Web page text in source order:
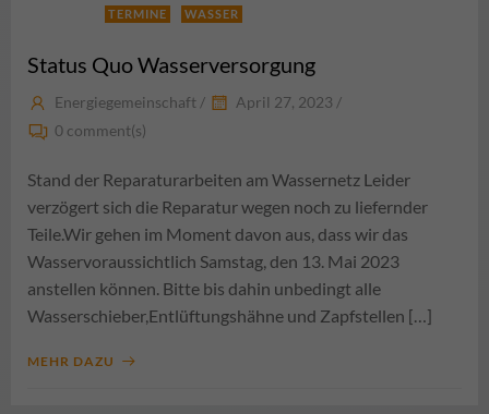
TERMINE
WASSER
Status Quo Wasserversorgung
Energiegemeinschaft / April 27, 2023 /
0 comment(s)
Stand der Reparaturarbeiten am Wassernetz Leider
verzögert sich die Reparatur wegen noch zu liefernder
Teile.Wir gehen im Moment davon aus, dass wir das
Wasservoraussichtlich Samstag, den 13. Mai 2023
anstellen können. Bitte bis dahin unbedingt alle
Wasserschieber,Entlüftungshähne und Zapfstellen […]
MEHR DAZU